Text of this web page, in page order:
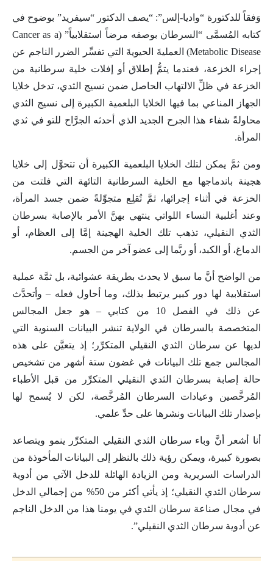
وَفقاً للدكتورة “واديا-إلس”: “يصف الدكتور “سيفريد” بوضوح في
كتابه المُسمَّى “السرطان بوصفه مرضاً استقلابياً” (Cancer as a
Metabolic Disease) العمليةَ الحيويةَ التي تفسِّر الضرر الناجم عن
إجراء الخزعة، فعندما يتمُّ إطلاق أو إفلات خلية سرطانية من
الخزعة في ظلِّ الالتهاب الحاصل ضمن نسيج الثدي، تدخل خلايا
الجهاز المناعي بما فيها الخلايا البلعمية الكبيرة إلى نسيج الثدي
محاولةً شفاء هذا الجرح الجديد الذي أحدثه الجرَّاح للتو في ثدي
المرأة.
ومن ثمَّ يمكن لتلك الخلايا البلعمية الكبيرة أن تتحوَّل إلى خلايا
هجينة باندماجها مع الخلية السرطانية التائهة التي فلتت من
الخزعة في أثناء إجرائها، ثمَّ تُقلِع متجوِّلةً ضمن جسد المرأة،
وعند أغلبية النساء اللواتي ينتهي بهنَّ الأمر بالإصابة بسرطان
الثدي النقيلي، تذهب تلك الخلية الهجينة إمَّا إلى العظام، أو
الدماغ، أو الكبد، أو ربَّما إلى عضو آخر من الجسم.
من الواضح أنَّ ما سبق لا يحدث بطريقة عشوائية، بل ثمَّة عملية
استقلابية لها دور كبير يرتبط بذلك، وما أحاول فعله – وأتحدَّث
عن ذلك في الفصل 10 من كتابي – هو جعل المجالس
المتخصصة بالسرطان في الولاية تنشر البيانات السنوية التي
لديها عن سرطان الثدي النقيلي المتكرِّر؛ إذ يتعيَّن على هذه
المجالس جمع تلك البيانات في غضون ستة أشهر من تشخيص
حالة إصابة بسرطان الثدي النقيلي المتكرِّر من قبل الأطباء
المُرخَّصين وعيادات السرطان المُرخَّصة، لكن لا يُسمح لها
بإصدار تلك البيانات ونشرها على حدِّ علمي.
أنا أشعر أنَّ وباء سرطان الثدي النقيلي المتكرِّر ينمو ويتصاعد
بصورة كبيرة، ويمكن رؤية ذلك بالنظر إلى البيانات المأخوذة من
الدراسات السريرية ومن الزيادة الهائلة للدخل الآتي من أدوية
سرطان الثدي النقيلي؛ إذ يأتي أكثر من 50% من إجمالي الدخل
في مجال صناعة سرطان الثدي في يومنا هذا من الدخل الناجم
عن أدوية سرطان الثدي النقيلي”.